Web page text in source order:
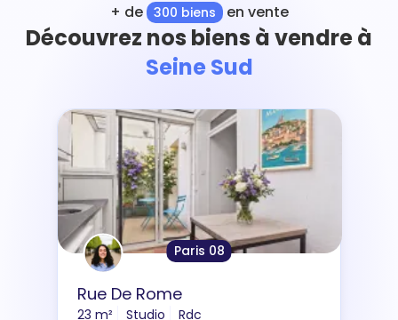
+ de 300 biens en vente
Découvrez nos biens à vendre à
Seine Sud
Paris 08
Rue De Rome
23 m² Studio Rdc